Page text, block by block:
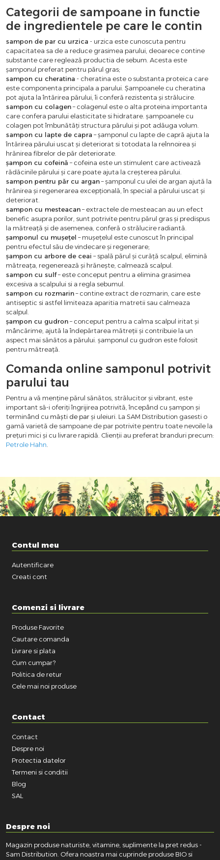
Categorii de sampoane in functie
de ingredientele pe care le contin
sampon de par cu urzica - urzica este cunoscuta pentru
capacitatea sa de a reduce grasimea parului, deoarece contine
substante care reglează productia de sebum. Acesta este
șamponul preferat pentru părul gras;
sampon cu cheratina - cheratina este o substanta proteica care
este componenta principala a parului. Șampoanele cu cheratina
pot ajuta la întărirea părului, îi conferă rezistenta și strălucire.
sampon cu colagen– colagenul este o alta proteina importanta
care confera parului elasticitate si hidratare. șampoanele cu
colagen pot îmbunătăți structura părului și pot adăuga volum.
sampon cu lapte de capra – șamponul cu lapte de capră ajuta la
întărirea părului uscat și deteriorat si totodata la reînnoirea și
hrănirea fibrelor de păr deteriorate.
șampon cu cofeină – cofeina este un stimulent care activează
rădăcinile părului și care poate ajuta la creșterea părului.
sampon pentru păr cu argan– șamponul cu ulei de argan ajută la
hrănirea și regenerarea excepțională, în special a părului uscat și
deteriorat.
sampon cu mesteacan– extractele de mesteacan au un efect
benefic asupra porilor, sunt potrivite pentru părul gras și predispus
la mătreață și de asemenea, conferă o strălucire radiantă.
șamponul cu mușețel – mușețelul este cunoscut în principal
pentru efectul său de vindecare și regenerare;
șampon cu arbore de ceai – spală părul și curăță scalpul, elimină
mătreața, regenerează și hrănește, calmează scalpul.
sampon cu sulf– este conceput pentru a elimina grasimea
excesiva a scalpului si a regla sebumul.
sampon cu rozmarin– contine extract de rozmarin, care este
antiseptic si astfel limiteaza aparitia matretii sau calmeaza
scalpul.
șampon cu gudron– conceput pentru a calma scalpul iritat și
mâncărime, ajută la îndepărtarea mătreții și contribuie la un
aspect mai sănătos a părului. șamponul cu gudron este folosit
pentru mătreață.
Comanda online samponul potrivit
parului tau
Pentru a vă menține părul sănătos, strălucitor și vibrant, este
important să-i oferiți îngrijirea potrivită, începând cu șampon și
terminând cu măști de parși uleiuri. La SAM Distribution gasesti o
gamă varietă de sampoane de par potrivite pentru toate nevoile la
prețuri mici și cu livrare rapidă. Clienții au preferat branduri precum:
Petrole Hahn
Contul meu
Autentificare
Creati cont
Comenzi si livrare
Produse Favorite
Cautare comanda
Livrare si plata
Cum cumpar?
Politica de retur
Cele mai noi produse
Contact
Contact
Despre noi
Protectia datelor
Termeni si conditii
Blog
SAL
Despre noi
Magazin produse naturiste, vitamine, suplimente la pret redus -
Sam Distribution. Ofera noastra mai cuprinde produse BIO si